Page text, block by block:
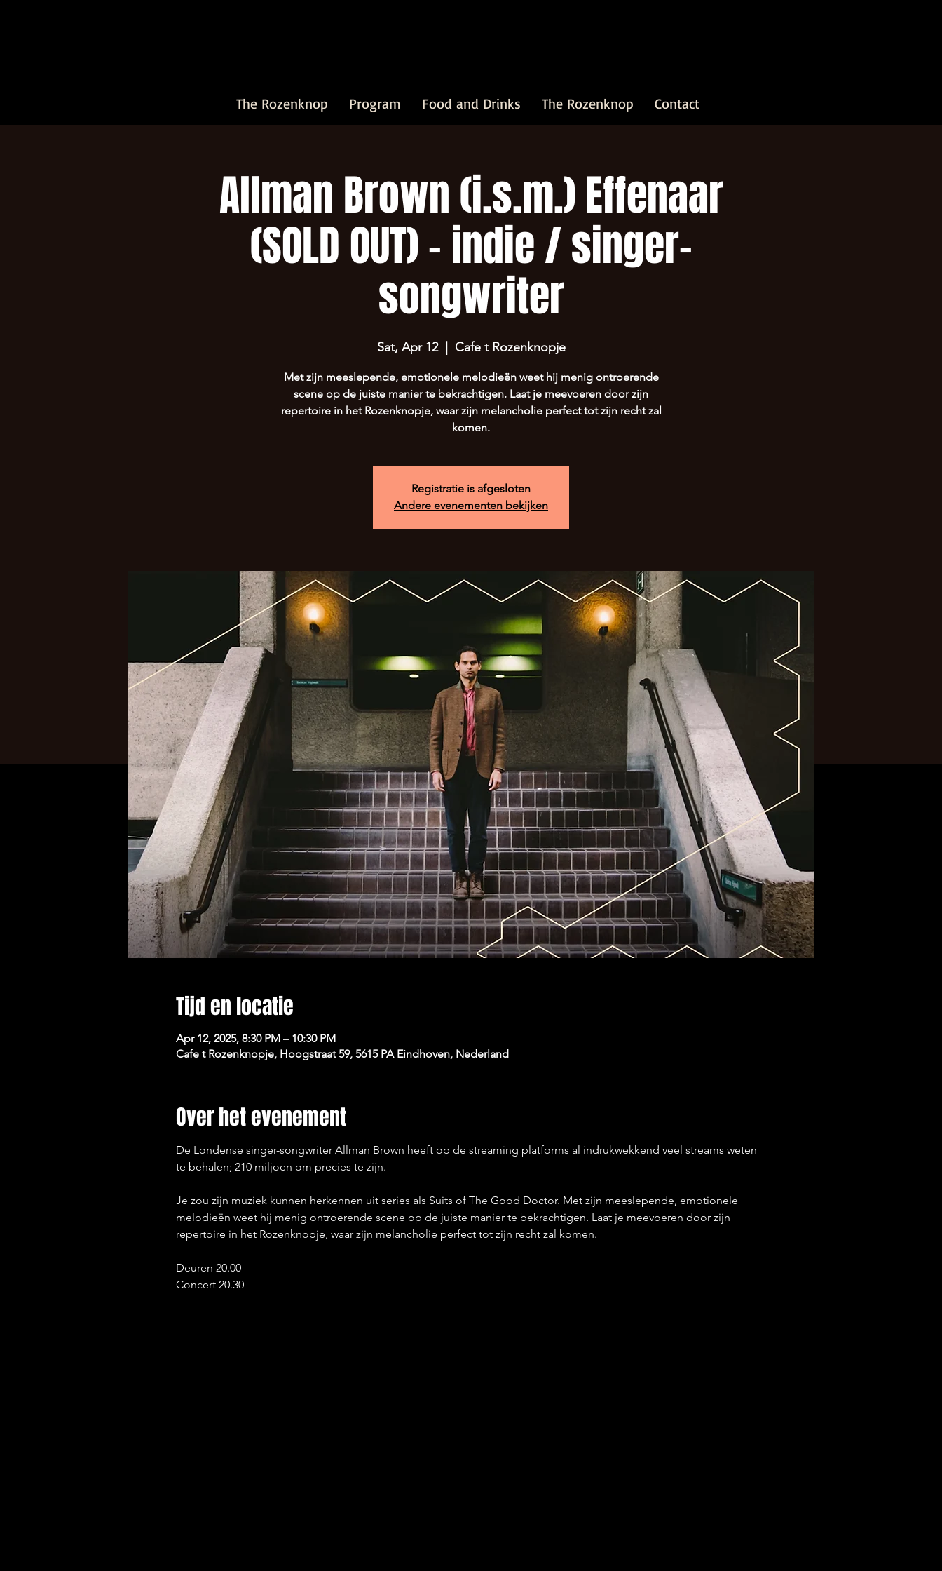
The Rozenknop Program Food and Drinks The Rozenknop Contact
Allman Brown (i.s.m.) Effenaar
(SOLD OUT) - indie / singer-
songwriter
Sat, Apr 12
  |
Cafe t Rozenknopje
Met zijn meeslepende, emotionele melodieën weet hij menig ontroerende
scene op de juiste manier te bekrachtigen. Laat je meevoeren door zijn
repertoire in het Rozenknopje, waar zijn melancholie perfect tot zijn recht zal
komen.
Registratie is afgesloten
Andere evenementen bekijken
Tijd en locatie
Apr 12, 2025, 8:30 PM – 10:30 PM
Cafe t Rozenknopje, Hoogstraat 59, 5615 PA Eindhoven, Nederland
Over het evenement
De Londense singer-songwriter Allman Brown heeft op de streaming platforms al indrukwekkend veel streams weten
te behalen; 210 miljoen om precies te zijn.
Je zou zijn muziek kunnen herkennen uit series als Suits of The Good Doctor. Met zijn meeslepende, emotionele
melodieën weet hij menig ontroerende scene op de juiste manier te bekrachtigen. Laat je meevoeren door zijn
repertoire in het Rozenknopje, waar zijn melancholie perfect tot zijn recht zal komen.
Deuren 20.00
Concert 20.30